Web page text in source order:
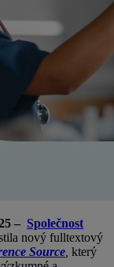
– Společnost
nový fulltextový
Source který